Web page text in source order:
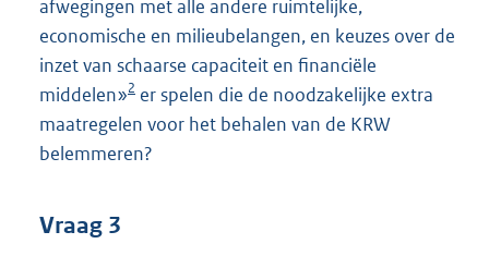
afwegingen met alle andere ruimtelijke,
economische en milieubelangen, en keuzes over de
inzet van schaarse capaciteit en financiële
middelen»2 er spelen die de noodzakelijke extra
maatregelen voor het behalen van de KRW
belemmeren?
Vraag 3